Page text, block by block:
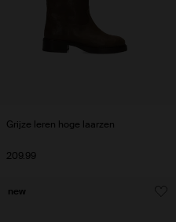
Grijze leren hoge laarzen
209.99
new